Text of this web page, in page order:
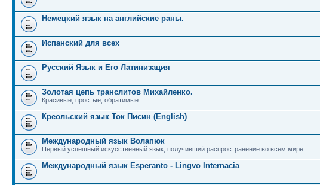
Немецкий язык на английские раны.
Испанский для всех
Русский Язык и Его Латинизация
Золотая цепь транслитов Михайленко.
Красивые, простые, обратимые.
Креольский язык Ток Писин (English)
Международный язык Волапюк
Первый успешный искусственный язык, получивший распространение во всём мире.
Международный язык Esperanto - Lingvo Internacia